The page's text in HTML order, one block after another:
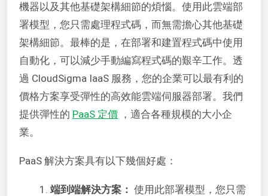
機器以及其他基礎架構細節的煩惱。使用此雲端部
署模型，您只需處理程式碼，而無需擔心其他基礎
架構細節。最棒的是，在部署和建置程式碼中使用
自動化，可以減少手動編寫程式碼的艱辛工作。透
過 CloudSigma IaaS 服務，您的企業可以最有利的
價格方案享受彈性的高效能雲端伺服器部署。我們
提供彈性的 PaaS 定價 ，適合各種規模的大小企
業。
PaaS 解決方案具有以下幾個好處：
端到端解決方案： 使用此部署模型，您只需